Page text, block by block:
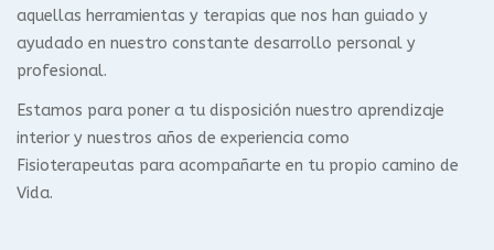
aquellas herramientas y terapias que nos han guiado y
ayudado en nuestro constante desarrollo personal y
profesional.
Estamos para poner a tu disposición nuestro aprendizaje
interior y nuestros años de experiencia como
Fisioterapeutas para acompañarte en tu propio camino de
Vida.